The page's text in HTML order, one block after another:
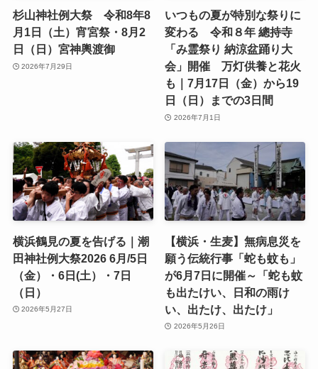
杉山神社例大祭 令和8年8
月1日（土）宵宮祭・8月2
日（日）宮神輿渡御
2026年7月29日
いつもの夏が特別な祭りに
変わる 令和８年 總持寺
「み霊祭り 納涼盆踊り大
会」開催 万灯供養と花火
も｜7月17日（金）から19
日（日）までの3日間
2026年7月1日
横浜鶴見の夏を告げる｜潮
田神社例大祭2026 6月/5日
（金）・6日(土）・7日
（日）
2026年5月27日
【横浜・生麦】無病息災を
願う伝統行事「蛇も蚊も」
が6月7日に開催～「蛇も蚊
も出たけい、日和の雨け
い、出たけ、出たけ」
2026年5月26日